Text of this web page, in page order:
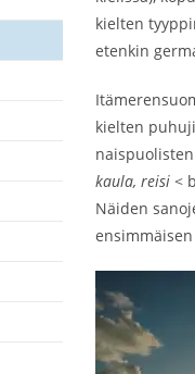
kielten
etenkin
kielten
kaula, reisi<
Näiden